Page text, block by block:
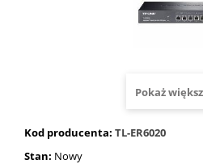
Pokaż
Kod producenta: TL-ER6020
Stan: Nowy